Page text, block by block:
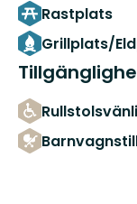
Rastplats
Grillplats/